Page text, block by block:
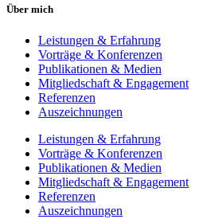
Über mich
Leistungen & Erfahrung
Vorträge & Konferenzen
Publikationen & Medien
Mitgliedschaft & Engagement
Referenzen
Auszeichnungen
Leistungen & Erfahrung
Vorträge & Konferenzen
Publikationen & Medien
Mitgliedschaft & Engagement
Referenzen
Auszeichnungen